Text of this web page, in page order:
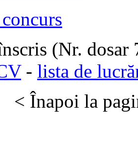
(Nr.
- lista de
< Înapoi la